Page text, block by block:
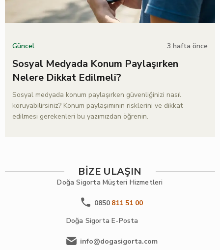
Güncel 3 hafta önce
Sosyal Medyada Konum Paylaşırken
Nelere Dikkat Edilmeli?
Sosyal medyada konum paylaşırken güvenliğinizi nasıl
koruyabilirsiniz? Konum paylaşımının risklerini ve dikkat
edilmesi gerekenleri bu yazımızdan öğrenin.
BİZE ULAŞIN
Doğa Sigorta Müşteri Hizmetleri
0850 811 51 00
Doğa SigortaE-Posta
info@dogasigorta.com